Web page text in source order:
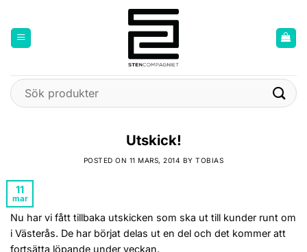
content
Sök
efter:
Utskick!
POSTED ON 11 MARS, 2014 BYTOBIAS
11
mar
Nu har vi fått tillbaka utskicken som ska ut till kunder runt om
i Västerås. De har börjat delas ut en del och det kommer att
fortsätta löpande under veckan.